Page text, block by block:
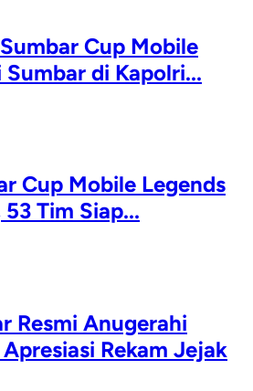
Cup Mobile
di Kapolri...
Cup Mobile Legends
Tim Siap...
Resmi Anugerahi
Rekam Jejak